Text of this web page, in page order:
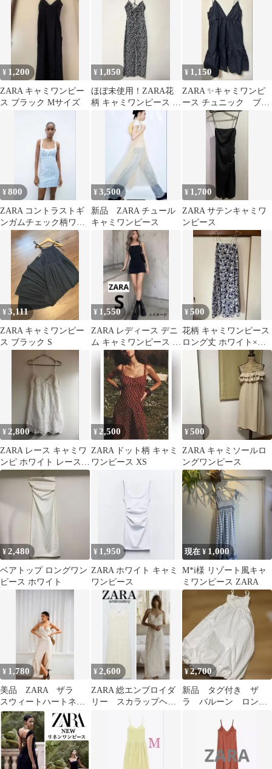
キャミワンピース
¥ 1,200
ZARA キャミワンピー
ス ブラック Mサイズ
¥ 1,850
ほぼ未使用！ZARA花
柄 キャミワンピース ス
リット入り
¥ 1,150
ZARA ✨キャミワンピ
ース チュニック ブラ
ック Mサイズ
¥800
ZARA コントラストギ
ンガムチェック柄ワン
ピース
¥3,500
新品 ZARA チュール
キャミワンピース
¥ 1,700
ZARA サテンキャミワ
ンピース
¥3,111
ZARA キャミワンピー
ス ブラック S
¥ 1,550
ZARA レディース デニ
ム キャミワンピース ブ
ラック S
¥500
花柄 キャミワンピース
ロング丈 ホワイト×ネ
イビー
¥ 2,800
ZARA レース キャミワ
ンピ ホワイト レース
キャミワンピース
¥ 2,500
ZARA ドット柄 キャミ
ワンピース XS
¥500
ZARA キャミソールロ
ングワンピース
¥2,480
ベアトップ ロングワン
ピース ホワイト
¥ 1,950
ZARA ホワイト キャミ
ワンピース
現在 ¥ 1,000
M*i様 リゾート風キャ
ミワンピース ZARA
¥ 1,780
美品 ZARA ザラ
スウィートハートネッ
クキャミワンピース
ベージュ XS
¥2,600
ZARA 総エンブロイダ
リー スカラップヘ
¥2,700
新品 タグ付き ザ
ラ バルーン ロング